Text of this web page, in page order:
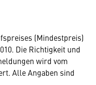
(Mindestpreis)
Die Richtigkeit und
wird vom
Alle Angaben sind